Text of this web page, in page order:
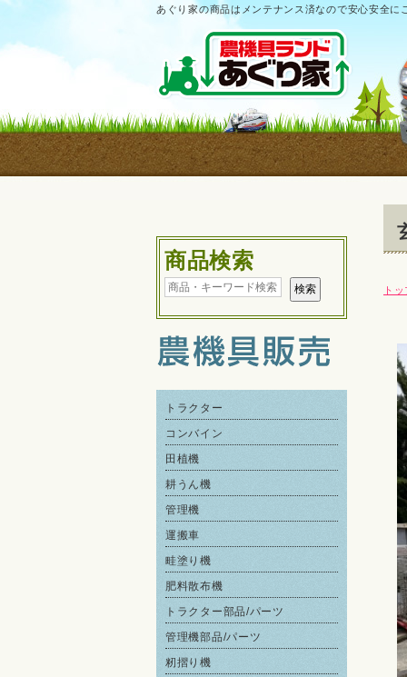
あぐり家の商品はメンテナンス済なので安心安全に
商品検索
トラクター
コンバイン
田植機
耕うん機
管理機
運搬車
畦塗り機
肥料散布機
トラクター部品/パーツ
管理機部品/パーツ
籾摺り機
ト